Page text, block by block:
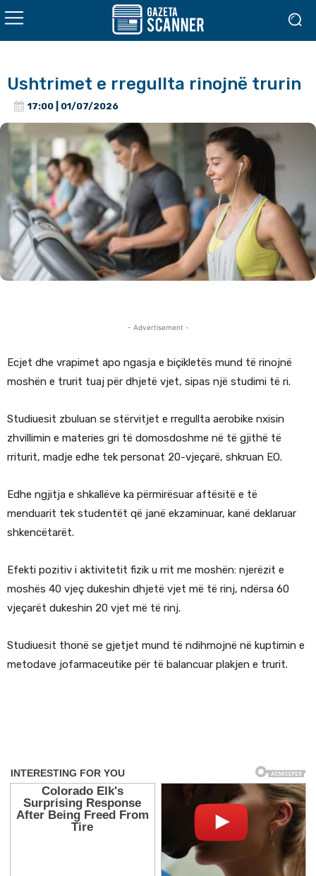
Ushtrimet e rregullta rinojnë trurin
17:00 | 01/07/2026
- Advertisement -
Ecjet dhe vrapimet apo ngasja e biçikletës mund të rinojnë
moshën e trurit tuaj për dhjetë vjet, sipas një studimi të ri.
Studiuesit zbuluan se stërvitjet e rregullta aerobike nxisin
zhvillimin e materies gri të domosdoshme në të gjithë të
rriturit, madje edhe tek personat 20-vjeçarë, shkruan EO.
Edhe ngjitja e shkallëve ka përmirësuar aftësitë e të
menduarit tek studentët që janë ekzaminuar, kanë deklaruar
shkencëtarët.
Efekti pozitiv i aktivitetit fizik u rrit me moshën: njerëzit e
moshës 40 vjeç dukeshin dhjetë vjet më të rinj, ndërsa 60
vjeçarët dukeshin 20 vjet më të rinj.
Studiuesit thonë se gjetjet mund të ndihmojnë në kuptimin e
metodave jofarmaceutike për të balancuar plakjen e trurit.